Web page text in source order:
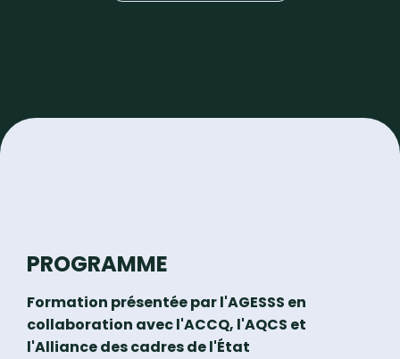
PROGRAMME
Formation présentée par l'AGESSS en
collaboration avec l'ACCQ, l'AQCS et
l'Alliance des cadres de l'État